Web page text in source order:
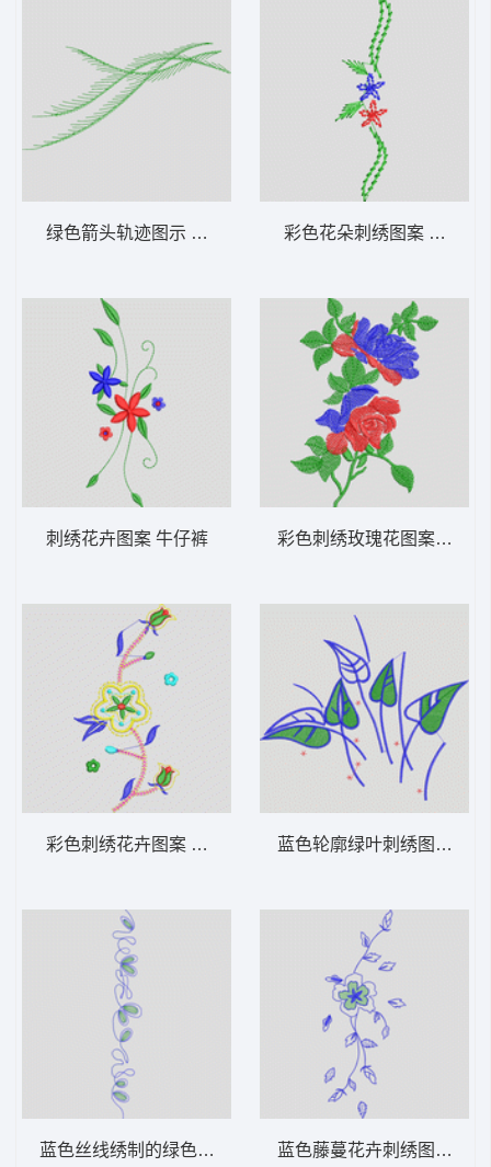
绿色箭头轨迹图示 牛仔裤
刺绣花卉图案 牛仔裤
彩色刺绣花卉图案 牛仔裤
蓝色丝线绣制的绿色椭圆图案 牛仔裤
彩色花朵刺绣图案 牛仔裤
彩色刺绣玫瑰花图案 牛仔裤
蓝色轮廓绿叶刺绣图案 牛
蓝色藤蔓花卉刺绣图案 牛